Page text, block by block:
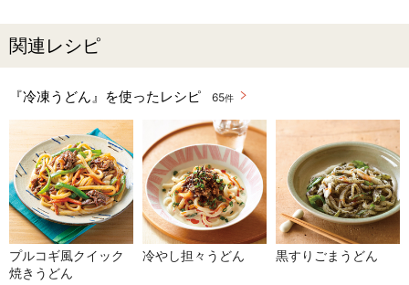
関連レシピ
『冷凍うどん』を使ったレシピ 65件
プルコギ風クイック
焼きうどん
冷やし担々うどん 黒すりごまうどん